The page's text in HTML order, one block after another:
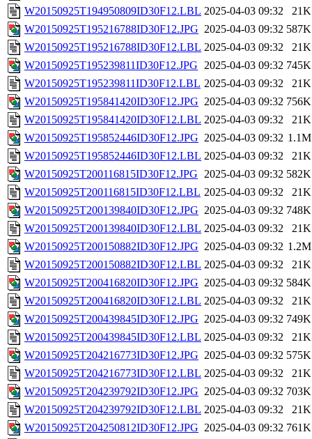
W20150925T194950809ID30F12.LBL 2025-04-03 09:32
21K
W20150925T195216788ID30F12.JPG 2025-04-03 09:32 587K
W20150925T195216788ID30F12.LBL 2025-04-03 09:32
21K
W20150925T195239811ID30F12.JPG 2025-04-03 09:32 745K
W20150925T195239811ID30F12.LBL 2025-04-03 09:32
21K
W20150925T195841420ID30F12.JPG 2025-04-03 09:32 756K
W20150925T195841420ID30F12.LBL 2025-04-03 09:32
21K
W20150925T195852446ID30F12.JPG 2025-04-03 09:32 1.1M
W20150925T195852446ID30F12.LBL 2025-04-03 09:32
21K
W20150925T200116815ID30F12.JPG 2025-04-03 09:32 582K
W20150925T200116815ID30F12.LBL 2025-04-03 09:32
21K
W20150925T200139840ID30F12.JPG 2025-04-03 09:32 748K
W20150925T200139840ID30F12.LBL 2025-04-03 09:32
21K
W20150925T200150882ID30F12.JPG 2025-04-03 09:32 1.2M
W20150925T200150882ID30F12.LBL 2025-04-03 09:32
21K
W20150925T200416820ID30F12.JPG 2025-04-03 09:32 584K
W20150925T200416820ID30F12.LBL 2025-04-03 09:32
21K
W20150925T200439845ID30F12.JPG 2025-04-03 09:32 749K
W20150925T200439845ID30F12.LBL 2025-04-03 09:32
21K
W20150925T204216773ID30F12.JPG 2025-04-03 09:32 575K
W20150925T204216773ID30F12.LBL 2025-04-03 09:32
21K
W20150925T204239792ID30F12.JPG 2025-04-03 09:32 703K
W20150925T204239792ID30F12.LBL 2025-04-03 09:32
21K
W20150925T204250812ID30F12.JPG 2025-04-03 09:32 761K